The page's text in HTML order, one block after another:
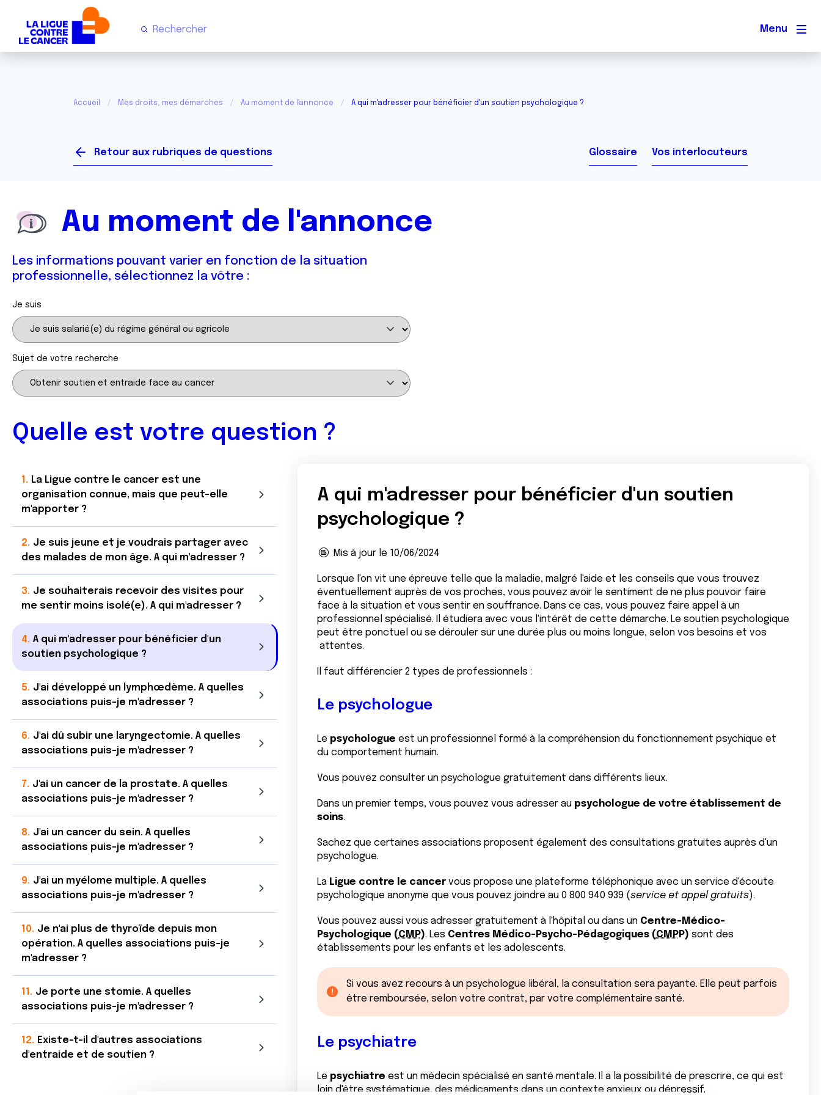
Menu
Accueil Mes droits, mes démarches Au moment de l'annonce A qui m'adresser pour bénéficier d'un soutien psychologique ?
Retour aux rubriques de questions Glossaire Vos interlocuteurs
Au moment de l'annonce
Les informations pouvant varier en fonction de la situation
professionnelle, sélectionnez la vôtre :
Je suis
Sujet de votre recherche
Quelle est votre question ?
La Ligue contre le cancer est une
organisation connue, mais que peut-elle
m'apporter ?
Je suis jeune et je voudrais partager avec
des malades de mon âge. A qui m'adresser ?
Je souhaiterais recevoir des visites pour
me sentir moins isolé(e). A qui m'adresser ?
A qui m'adresser pour bénéficier d'un
soutien psychologique ?
J'ai développé un lymphœdème. A quelles
associations puis-je m'adresser ?
J'ai dû subir une laryngectomie. A quelles
associations puis-je m'adresser ?
J'ai un cancer de la prostate. A quelles
associations puis-je m'adresser ?
J'ai un cancer du sein. A quelles
associations puis-je m'adresser ?
J'ai un myélome multiple. A quelles
associations puis-je m'adresser ?
Je n'ai plus de thyroïde depuis mon
opération. A quelles associations puis-je
m'adresser ?
Je porte une stomie. A quelles
associations puis-je m'adresser ?
Existe-t-il d'autres associations
d'entraide et de soutien ?
A qui m'adresser pour bénéficier d'un soutien
psychologique ?
Mis à jour le 10/06/2024
Lorsque l'on vit une épreuve telle que la maladie, malgré l'aide et les conseils que vous trouvez
éventuellement auprès de vos proches, vous pouvez avoir le sentiment de ne plus pouvoir faire
face à la situation et vous sentir en souffrance. Dans ce cas, vous pouvez faire appel à un
professionnel spécialisé. Il étudiera avec vous l'intérêt de cette démarche. Le soutien psychologique
peut être ponctuel ou se dérouler sur une durée plus ou moins longue, selon vos besoins et vos
attentes.
Il faut différencier 2 types de professionnels :
Le psychologue
Le psychologue est un professionnel formé à la compréhension du fonctionnement psychique et
du comportement humain.
Vous pouvez consulter un psychologue gratuitement dans différents lieux.
Dans un premier temps, vous pouvez vous adresser au psychologue de votre établissement de
soins.
Sachez que certaines associations proposent également des consultations gratuites auprès d'un
psychologue.
La Ligue contre le cancervous propose une plateforme téléphonique avec un service d'écoute
psychologique anonyme que vous pouvez joindre au 0 800 940 939 (service et appel gratuits).
Vous pouvez aussi vous adresser gratuitement à l'hôpital ou dans un Centre-Médico-
Psychologique (CMP). Les Centres Médico-Psycho-Pédagogiques (CMPP) sont des
établissements pour les enfants et les adolescents.
Si vous avez recours à un psychologue libéral, la consultation sera payante. Elle peut parfois
être remboursée, selon votre contrat, par votre complémentaire santé.
Le psychiatre
Le psychiatre est un médecin spécialisé en santé mentale. Il a la possibilité de prescrire, ce qui est
loin d'être systématique, des médicaments dans un contexte anxieux ou dépressif.